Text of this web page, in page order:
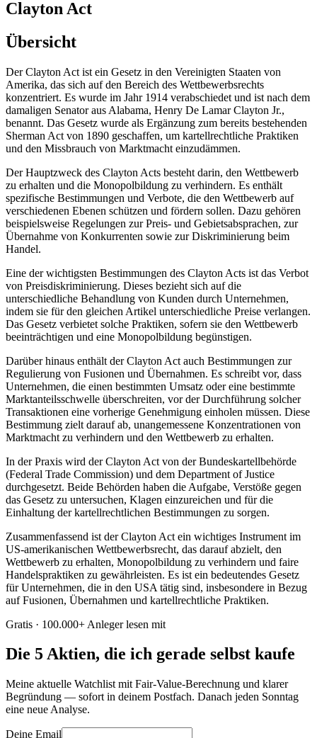
Clayton Act
Übersicht
Der Clayton Act ist ein Gesetz in den Vereinigten Staaten von
Amerika, das sich auf den Bereich des Wettbewerbsrechts
konzentriert. Es wurde im Jahr 1914 verabschiedet und ist nach dem
damaligen Senator aus Alabama, Henry De Lamar Clayton Jr.,
benannt. Das Gesetz wurde als Ergänzung zum bereits bestehenden
Sherman Act von 1890 geschaffen, um kartellrechtliche Praktiken
und den Missbrauch von Marktmacht einzudämmen.
Der Hauptzweck des Clayton Acts besteht darin, den Wettbewerb
zu erhalten und die Monopolbildung zu verhindern. Es enthält
spezifische Bestimmungen und Verbote, die den Wettbewerb auf
verschiedenen Ebenen schützen und fördern sollen. Dazu gehören
beispielsweise Regelungen zur Preis- und Gebietsabsprachen, zur
Übernahme von Konkurrenten sowie zur Diskriminierung beim
Handel.
Eine der wichtigsten Bestimmungen des Clayton Acts ist das Verbot
von Preisdiskriminierung. Dieses bezieht sich auf die
unterschiedliche Behandlung von Kunden durch Unternehmen,
indem sie für den gleichen Artikel unterschiedliche Preise verlangen.
Das Gesetz verbietet solche Praktiken, sofern sie den Wettbewerb
beeinträchtigen und eine Monopolbildung begünstigen.
Darüber hinaus enthält der Clayton Act auch Bestimmungen zur
Regulierung von Fusionen und Übernahmen. Es schreibt vor, dass
Unternehmen, die einen bestimmten Umsatz oder eine bestimmte
Marktanteilsschwelle überschreiten, vor der Durchführung solcher
Transaktionen eine vorherige Genehmigung einholen müssen. Diese
Bestimmung zielt darauf ab, unangemessene Konzentrationen von
Marktmacht zu verhindern und den Wettbewerb zu erhalten.
In der Praxis wird der Clayton Act von der Bundeskartellbehörde
(Federal Trade Commission) und dem Department of Justice
durchgesetzt. Beide Behörden haben die Aufgabe, Verstöße gegen
das Gesetz zu untersuchen, Klagen einzureichen und für die
Einhaltung der kartellrechtlichen Bestimmungen zu sorgen.
Zusammenfassend ist der Clayton Act ein wichtiges Instrument im
US-amerikanischen Wettbewerbsrecht, das darauf abzielt, den
Wettbewerb zu erhalten, Monopolbildung zu verhindern und faire
Handelspraktiken zu gewährleisten. Es ist ein bedeutendes Gesetz
für Unternehmen, die in den USA tätig sind, insbesondere in Bezug
auf Fusionen, Übernahmen und kartellrechtliche Praktiken.
Gratis · 100.000+ Anleger lesen mit
Die 5 Aktien, die ich gerade selbst kaufe
Meine aktuelle Watchlist mit Fair-Value-Berechnung und klarer
Begründung — sofort in deinem Postfach. Danach jeden Sonntag
eine neue Analyse.
Deine Email